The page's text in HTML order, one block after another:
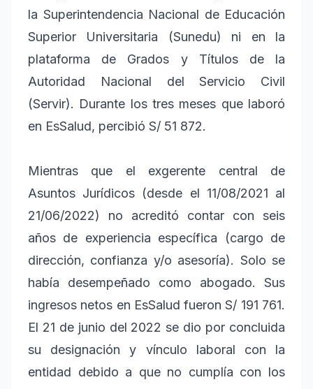
la Superintendencia Nacional de Educación
Superior Universitaria (Sunedu) ni en la
plataforma de Grados y Títulos de la
Autoridad Nacional del Servicio Civil
(Servir). Durante los tres meses que laboró
en EsSalud, percibió S/ 51 872.
Mientras que el exgerente central de
Asuntos Jurídicos (desde el 11/08/2021 al
21/06/2022) no acreditó contar con seis
años de experiencia específica (cargo de
dirección, confianza y/o asesoría). Solo se
había desempeñado como abogado. Sus
ingresos netos en EsSalud fueron S/ 191 761.
El 21 de junio del 2022 se dio por concluida
su designación y vínculo laboral con la
entidad debido a que no cumplía con los